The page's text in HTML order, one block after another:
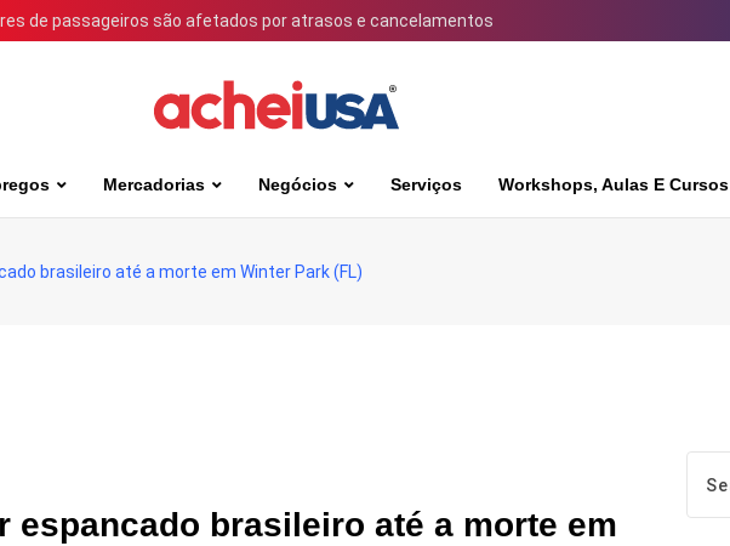
de passageiros são afetados por atrasos e cancelamentos
Mercadorias Negócios Serviços Workshops, Aulas E Cursos
brasileiro até a morte em Winter Park (FL)
brasileiro até a morte em